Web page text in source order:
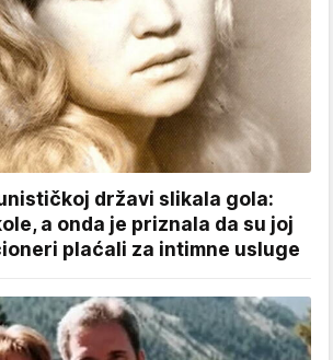
državi slikala gola:
a onda je priznala da su joj
plaćali za intimne usluge